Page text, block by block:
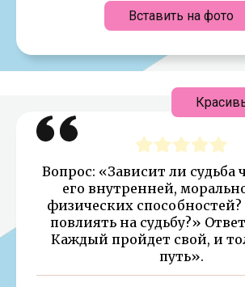
Вставить на фото
Вопрос: «Зависит ли судьба
его внутренней,
физических
повлиять на судьбу?»
Каждый пройдет свой, и
путь».